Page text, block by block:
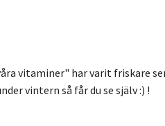
vitaminer" har varit friskare
vintern så får du se själv:) !